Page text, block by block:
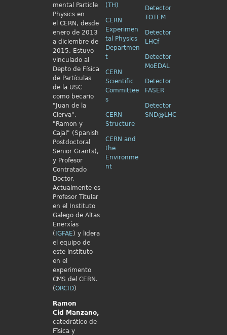
mental Particle
Physics en
el CERN, desde
enero de 2013
a diciembre de
2015. Estuvo
vinculado al
Depto de Física
de Partículas
de la USC
como becario
"Juan de la
Cierva",
"Ramon y
Cajal" (Spanish
Postdoctoral
Senior Grants),
y Profesor
Contratado
Doctor.
Actualmente es
Profesor Titular
en el Instituto
Galego de Altas
Enerxías
( IGFAE) y lidera
el equipo de
este instituto
en el
experimento
CMS del CERN.
(ORCID)
Ramon
Cid
Manzano,
catedrático de
Fïsica y
(TH)
CERN
Experimen
tal Physics
Departmen
t
CERN
Scientific
Committee
s
CERN
Structure
CERN and
the
Environme
nt
Detector
TOTEM
Detector
LHCf
Detector
MoEDAL
Detector
FASER
Detector
SND@LHC